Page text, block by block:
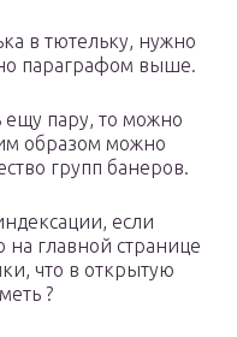
в тютельку, нужно
параграфом выше.
пару, то можно
образом можно
групп банеров.
если
на главной странице
что в открытую
?